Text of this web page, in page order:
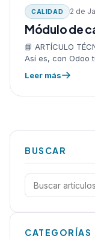
CALIDAD 2 de
Módulo de
📘 ARTÍCULO
Así es, con Odoo
para tus
Leer más
BUSCAR
Buscar:
CATEGORÍAS